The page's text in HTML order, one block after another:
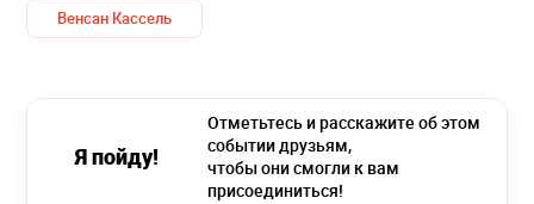
Венсан Кассель
Я пойду!
Отметьтесь и расскажите об этом
событии друзьям,
чтобы они смогли к вам
присоединиться!